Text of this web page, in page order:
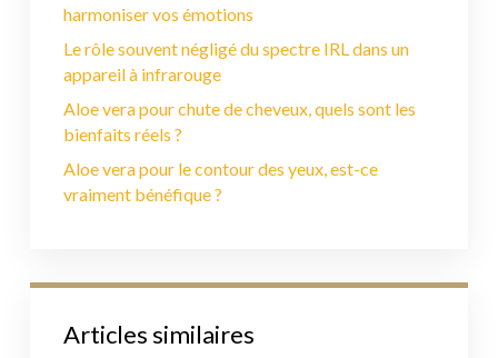
harmoniser vos émotions
Le rôle souvent négligé du spectre IRL dans un
appareil à infrarouge
Aloe vera pour chute de cheveux, quels sont les
bienfaits réels ?
Aloe vera pour le contour des yeux, est-ce
vraiment bénéfique ?
Articles similaires